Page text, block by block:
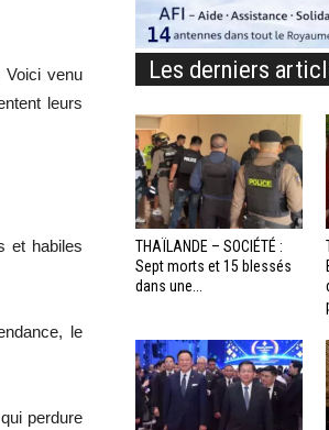
Voici venu
leurs
et habiles
le
perdure
Les derniers
THAÏLANDE – SOCIÉTÉ :
Sept morts et 15 blessés
dans une...